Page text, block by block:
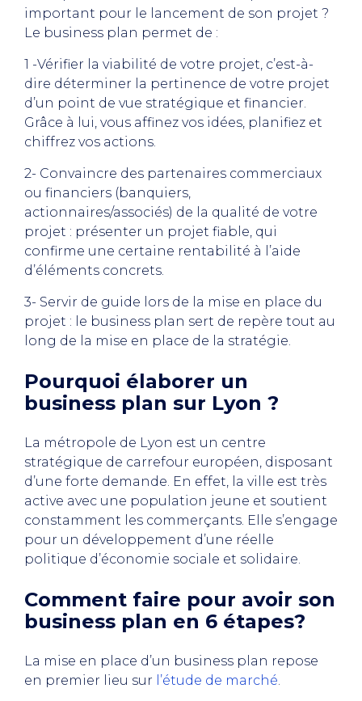
important pour le lancement de son projet ?
Le business plan permet de :
1 -Vérifier la viabilité de votre projet, c’est-à-
dire déterminer la pertinence de votre projet
d’un point de vue stratégique et financier.
Grâce à lui, vous affinez vos idées, planifiez et
chiffrez vos actions.
2- Convaincre des partenaires commerciaux
ou financiers (banquiers,
actionnaires/associés) de la qualité de votre
projet : présenter un projet fiable, qui
confirme une certaine rentabilité à l’aide
d’éléments concrets.
3- Servir de guide lors de la mise en place du
projet : le business plan sert de repère tout au
long de la mise en place de la stratégie.
Pourquoi élaborer un
business plan sur Lyon ?
La métropole de Lyon est un centre
stratégique de carrefour européen, disposant
d’une forte demande. En effet, la ville est très
active avec une population jeune et soutient
constamment les commerçants. Elle s’engage
pour un développement d’une réelle
politique d’économie sociale et solidaire.
Comment faire pour avoir son
business plan en 6 étapes?
La mise en place d’un business plan repose
en premier lieu sur l’étude de marché.